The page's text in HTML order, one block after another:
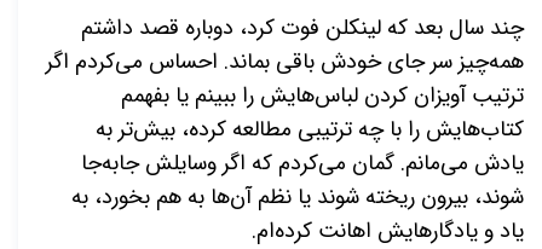
چند سال بعد که لینکلن فوت کرد، دوباره قصد داشتم
همه‌چیز سر جای خودش باقی بماند. احساس می‌کردم اگر
ترتیب آویزان کردن لباس‌هایش را ببینم یا بفهمم
کتاب‌هایش را با چه ترتیبی مطالعه کرده، بیش‌تر به
یادش می‌مانم. گمان می‌کردم که اگر وسایلش جابه‌جا
شوند، بیرون ریخته شوند یا نظم آن‌ها به هم بخورد، به
یاد و یادگارهایش اهانت کرده‌ام.